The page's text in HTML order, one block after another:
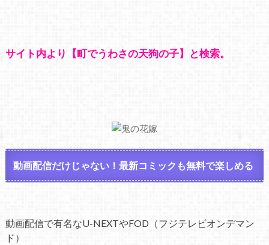
サイト内より【町でうわさの天狗の子】と検索。
動画配信だけじゃない！最新コミックも無料で楽しめる
動画配信で有名なU-NEXTやFOD（フジテレビオンデマン
ド）